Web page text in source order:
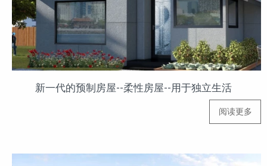
新一代的预制房屋--柔性房屋--用于独立生活
阅读更多